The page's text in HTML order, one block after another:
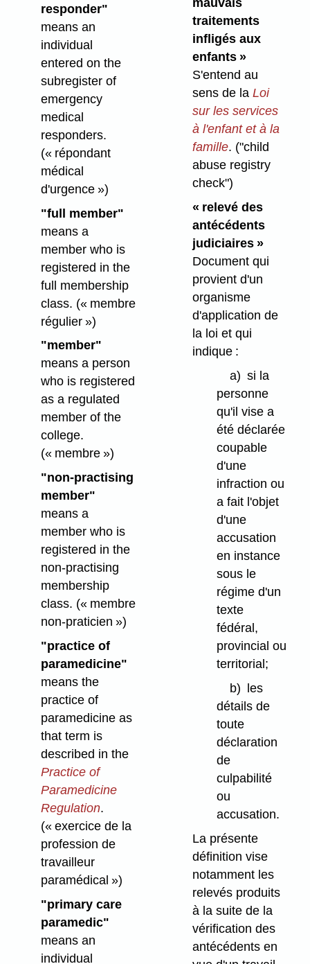
responder"
means an
individual
entered on the
subregister of
emergency
medical
responders.
(« répondant
médical
d'urgence »)
"full member"
means a
member who is
registered in the
full membership
class. (« membre
régulier »)
"member"
means a person
who is registered
as a regulated
member of the
college.
(« membre »)
"non-practising
member"
means a
member who is
registered in the
non-practising
membership
class. (« membre
non-praticien »)
"practice of
paramedicine"
means the
practice of
paramedicine as
that term is
described in the
Practice of
Paramedicine
Regulation.
(« exercice de la
profession de
travailleur
paramédical »)
"primary care
paramedic"
means an
individual
mauvais
traitements
infligés aux
enfants »
S'entend au
sens de la Loi
sur les services
à l'enfant et à la
famille. ("child
abuse registry
check")
« relevé des
antécédents
judiciaires »
Document qui
provient d'un
organisme
d'application de
la loi et qui
indique :
a) si la
personne
qu'il vise a
été déclarée
coupable
d'une
infraction ou
a fait l'objet
d'une
accusation
en instance
sous le
régime d'un
texte
fédéral,
provincial ou
territorial;
b) les
détails de
toute
déclaration
de
culpabilité
ou
accusation.
La présente
définition vise
notamment les
relevés produits
à la suite de la
vérification des
antécédents en